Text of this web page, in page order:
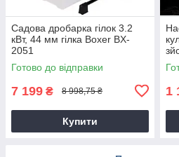
Садова дробарка гілок 3.2
кВт, 44 мм гілка Boxer BX-
2051
Готово до відправки
7 199 ₴ 8 998,75 ₴
Купити
1